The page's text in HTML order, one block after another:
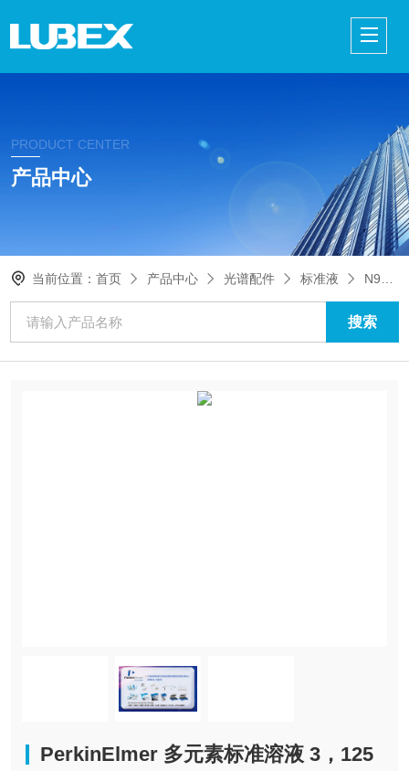
PRODUCT CENTER
产品中心
当前位置：首页 产品中心 光谱配件 标准液 N9300233PerkinElmer 多元素标准溶液 3，125ml/瓶
PerkinElmer 多元素标准溶液 3，125